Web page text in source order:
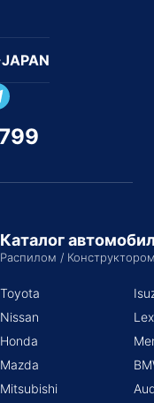
Каталог
Распилом /
Toyota
Nissan
Honda
Mazda
Mitsubishi